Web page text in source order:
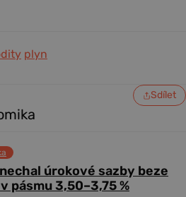
plyn
Sdílet
úrokové sazby beze
pásmu 3,50–3,75 %